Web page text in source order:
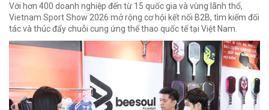
Với hơn 400 doanh nghiệp đến từ 15 quốc gia và vùng lãnh thổ,
Vietnam Sport Show 2026 mở rộng cơ hội kết nối B2B, tìm kiếm đối
tác và thúc đẩy chuỗi cung ứng thể thao quốc tế tại Việt Nam.